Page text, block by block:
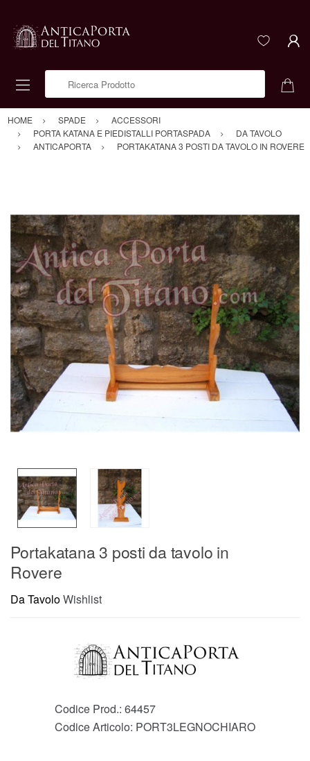
HOME SPADE
ACCESSORI
PORTA KATANA E PIEDISTALLI PORTASPADA
DA TAVOLO
ANTICAPORTA
PORTAKATANA 3 POSTI DA TAVOLO IN ROVERE
Portakatana 3 posti da tavolo in
Rovere
Da TavoloWishlist
Codice Prod.: 64457
Codice Articolo: PORT3LEGNOCHIARO